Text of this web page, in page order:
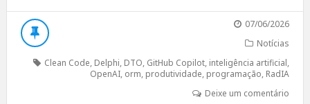
07/06/2026
Notícias
Clean Code, Delphi, DTO, GitHub Copilot, inteligência artificial,
OpenAI, orm, produtividade, programação, RadIA
Deixe um comentário